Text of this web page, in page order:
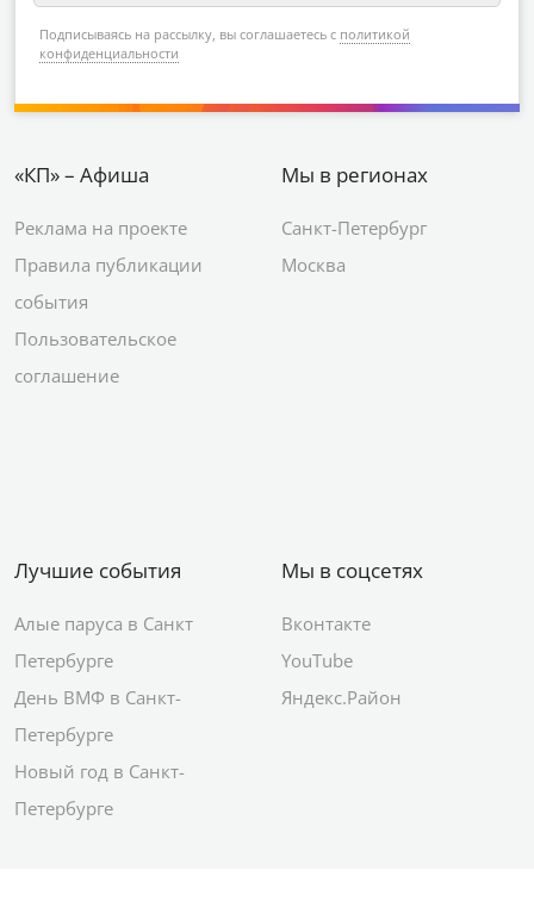
Подписываясь на рассылку, вы соглашаетесь с политикой
конфиденциальности
«КП» – Афиша
Реклама на проекте
Правила публикации
события
Пользовательское
соглашение
Мы в регионах
Санкт-Петербург
Москва
Лучшие события
Алые паруса в Санкт
Петербурге
День ВМФ в Санкт-
Петербурге
Новый год в Санкт-
Петербурге
Мы в соцсетях
Вконтакте
YouTube
Яндекс.Район